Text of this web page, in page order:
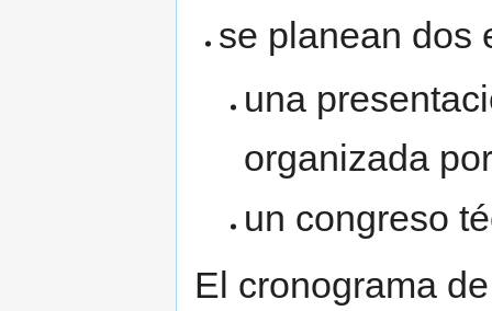
se planean dos
una
organizada
un congreso
El cronograma